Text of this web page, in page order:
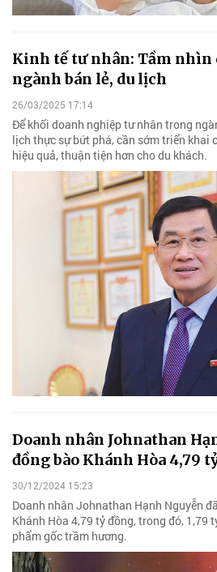
Kinh tế tư nhân: Tầm nhìn
ngành bán lẻ, du lịch
26/03/2025 17:14
Để khối doanh nghiệp tư nhân trong
lịch thực sự bứt phá, cần sớm triển khai
hiệu quả, thuận tiện hơn cho du khách.
Doanh nhân Johnathan
đồng bào Khánh Hòa 4,79
30/12/2024 15:23
Doanh nhân Johnathan Hạnh Nguyễn
Khánh Hòa 4,79 tỷ đồng, trong đó, 1,79
phẩm gốc trầm hương.